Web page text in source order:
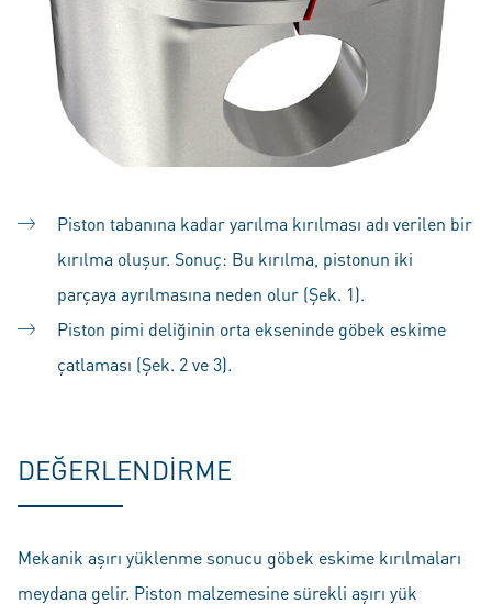
Piston tabanına kadar yarılma kırılması adı verilen bir
kırılma oluşur. Sonuç: Bu kırılma, pistonun iki
parçaya ayrılmasına neden olur (Şek. 1).
Piston pimi deliğinin orta ekseninde göbek eskime
çatlaması (Şek. 2 ve 3).
DEĞERLENDIRME
Mekanik aşırı yüklenme sonucu göbek eskime kırılmaları
meydana gelir. Piston malzemesine sürekli aşırı yük